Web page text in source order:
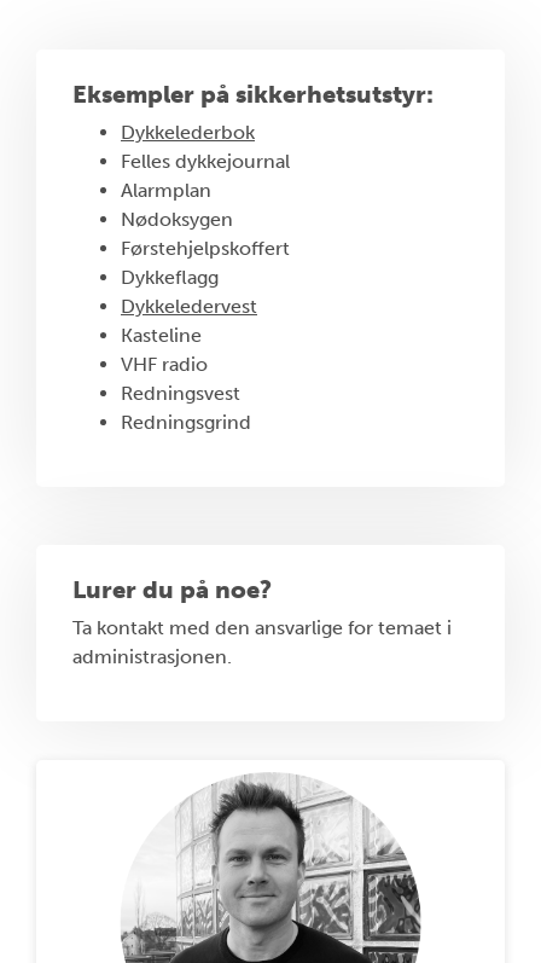
Eksempler på sikkerhetsutstyr:
Dykkelederbok
Felles dykkejournal
Alarmplan
Nødoksygen
Førstehjelpskoffert
Dykkeflagg
Dykkeledervest
Kasteline
VHF radio
Redningsvest
Redningsgrind
Lurer du på noe?
Ta kontakt med den ansvarlige for temaet i
administrasjonen.